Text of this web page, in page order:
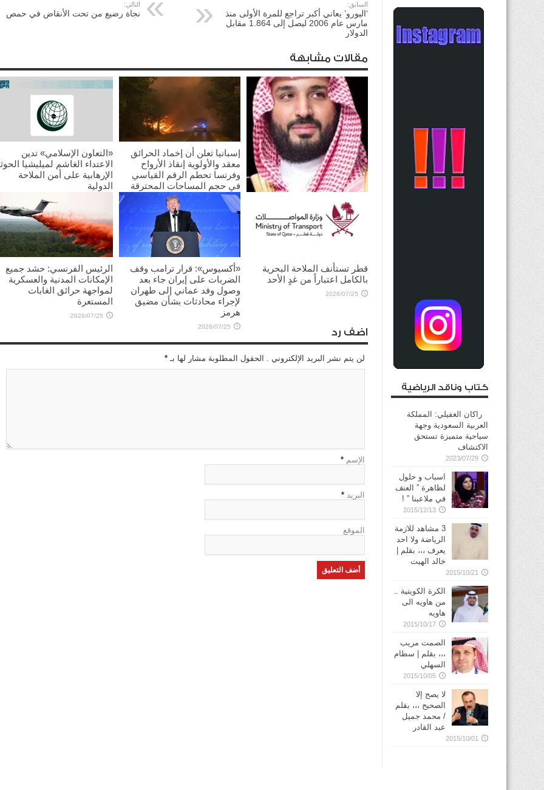
السابق:
‘اليورو’ يعاني أكبر تراجع للمرة الأولى منذ
مارس عام 2006 ليصل إلى 1.864 مقابل
الدولار
التالي:
نجاة رضيع من تحت الأنقاض في حمص
مقالات مشابهة
ولي العهد السعودي يؤكد
للرئيس الأميركي ضرورة تغليب
الحوار لخفض التصعيد
إسبانيا تعلن أن إخماد الحرائق
معقد والأولوية إنقاذ الأرواح
وفرنسا تحطم الرقم القياسي
في حجم المساحات المحترقة
2026/07/25
«التعاون الإسلامي» تدين
الاعتداء الغاشم لميليشيا
الإرهابية على أمن الملاحة
الدولية
قطر تستأنف الملاحة البحرية
بالكامل اعتباراً من غدٍ الأحد
2026/07/25
«أكسيوس»: قرار ترامب وقف
الضربات على إيران جاء بعد
وصول وفد عماني إلى طهران
لإجراء محادثات بشأن مضيق
هرمز
2026/07/25
الرئيس الفرنسي: حشد جميع
الإمكانات المدنية والعسكرية
لمواجهة حرائق الغابات
المستعرة
2026/07/25
اضف رد
لن يتم نشر البريد الإلكتروني . الحقول المطلوبة مشار لها بـ *
الإسم *
البريد *
الموقع
كتاب وناقد الرياضية
راكان الغفيلي: المملكة
العربية السعودية وجهة
سياحية متميزة تستحق
الاكتشاف
2023/07/29
اسباب و حلول
لظاهرة ” العنف
في ملاعبنا ” !
2015/12/13
3 مشاهد للازمة
الرياضة ولا احد
يعرف ،،، بقلم |
خالد الهيت
2015/10/21
الكرة الكويتية ..
من هاويه الى
هاويه
2015/10/17
الصمت مريب
،،، بقلم | سطام
السهلي
2015/10/05
لا يصح إلا
الصحيح ،،، بقلم
/ محمد جميل
عبد القادر
2015/10/01